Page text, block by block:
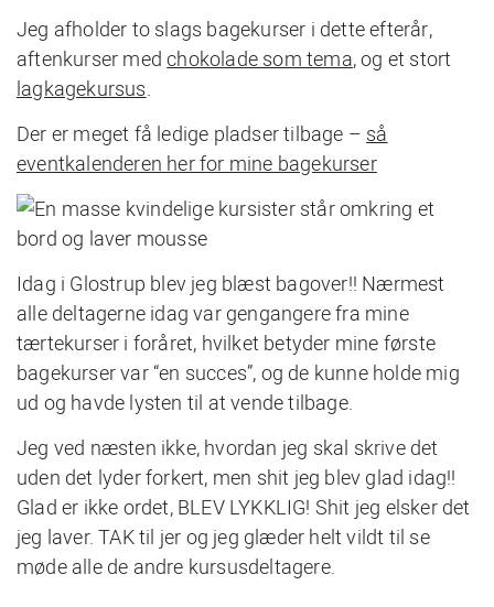
Jeg afholder to slags bagekurser i dette efterår,
aftenkurser medchokolade som tema, og et stort
lagkagekursus.
Der er meget få ledige pladser tilbage – så
eventkalenderen her for mine bagekurser
Idag i Glostrup blev jeg blæst bagover!! Nærmest
alle deltagerne idag var gengangere fra mine
tærtekurser i foråret, hvilket betyder mine første
bagekurser var “en succes”, og de kunne holde mig
ud og havde lysten til at vende tilbage.
Jeg ved næsten ikke, hvordan jeg skal skrive det
uden det lyder forkert, men shit jeg blev glad idag!!
Glad er ikke ordet, BLEV LYKKLIG! Shit jeg elsker det
jeg laver. TAK til jer og jeg glæder helt vildt til se
møde alle de andre kursusdeltagere.